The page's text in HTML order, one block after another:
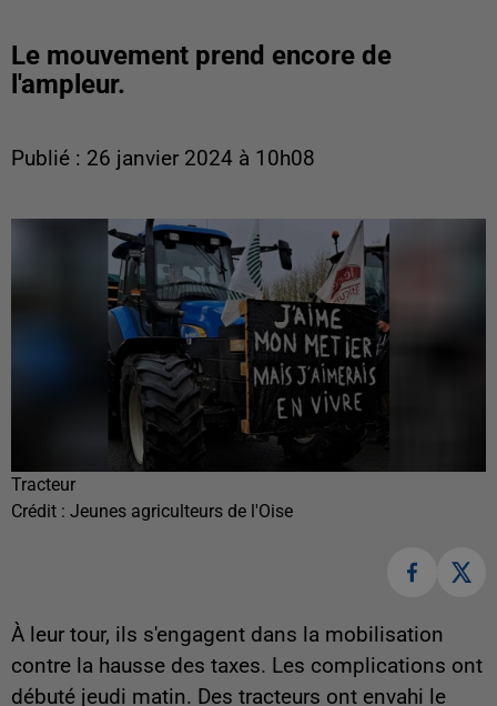
Le mouvement prend encore de
l'ampleur.
Publié : 26 janvier 2024 à 10h08
Tracteur
Crédit : Jeunes agriculteurs de l'Oise
À leur tour, ils s'engagent dans la mobilisation
contre la hausse des taxes. Les complications ont
débuté jeudi matin. Des tracteurs ont envahi le